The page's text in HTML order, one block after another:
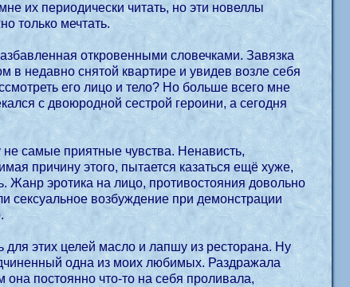
их периодически читать, но эти новеллы
только мечтать.
откровенными словечками. Завязка
в недавно снятой квартире и увидев возле себя
с двоюродной сестрой героини, а сегодня
не самые приятные чувства. Ненависть,
пытается казаться ещё хуже,
Жанр эротика на лицо, противостояния довольно
сексуальное возбуждение при демонстрации
этих целей масло и лапшу из ресторана. Ну
постоянно что-то на себя проливала,